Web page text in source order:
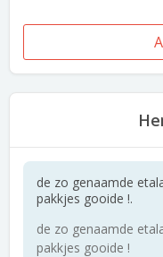
de zo genaamde
pakkjes gooide !.
de zo genaamde
pakkjes gooide !